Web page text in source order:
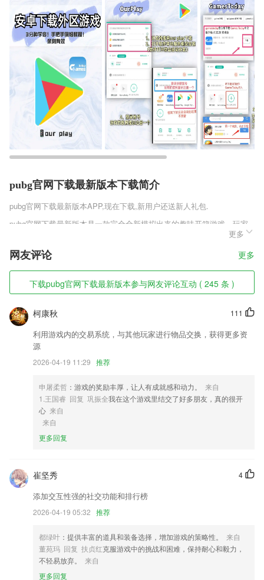
pubg官网下载最新版本下载简介
pubg官网下载最新版本APP,现在下载,新用户还送新人礼包.
pubg官网下载最新版本是一款完全全新模拟出来的趣味开箱游戏，玩家
们可以在这里去扮演好自己的角色，避免了氪金的头疼情况，玩家们可以
全程白嫖在这里去进行开盒子，融入到了足量的武器和皮肤等玩家们进行
开启，超有趣的设定非常有趣。
pubg官网下载最新版本软件特色
1,通过平台的学习，你所需掌握的课程，轻松就可以了解，提升学习兴
趣；
2,成为益减美分享商，还可赚取销售佣钱
3,在线处理多项工作审批，充分利用碎片化时间，实现随时随地管理搅拌
5,完美契合头型、脸型，逼真的色彩让2265用户找到自己的专属；
6,直播电视应有尽有，随时随地一览热点现场
pubg官网下载最新版本软件优势
2.拥有分享功能，用户可以在这里把自己的课程快速的一键分享出去，让
更多的用户可以进行学习
3.可以及时的了解关于放射医学方面的信息，用户在线学习相关的知识很
择，即使不知道歌谱名称也方便找谱。
5.·提供简单易用的“做课”工具，用户可自助完成课程的新建、编辑、上
传。功能强大，支持语音、直播、图文等多种模板
更多
网友评论 更多
下载pubg官网下载最新版本参与网友评论互动 ( 245 条 )
111
柯康秋
利用游戏内的交易系统，与其他玩家进行物品交换，获得更多资
源
2026-04-19 11:29 推荐
申屠柔哲 ：游戏的奖励丰厚，让人有成就感和动力。
来自
1.王国睿 回复 巩振全我在这个游戏里结交了好多朋友，真的很开
心 来自
来自
更多回复
4
崔坚秀
添加交互性强的社交功能和排行榜
2026-04-19 05:32 推荐
都绿叶 ：提供丰富的道具和装备选择，增加游戏的策略性。
来自
董苑玛 回复 扶贞红克服游戏中的挑战和困难，保持耐心和毅力，
不轻易放弃。
来自
更多回复